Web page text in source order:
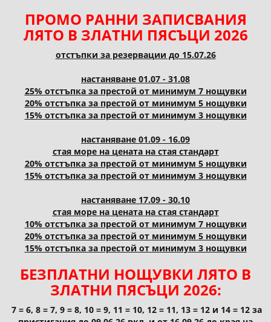
ПРОМО РАННИ ЗАПИСВАНИЯ
ЛЯТО В ЗЛАТНИ ПЯСЪЦИ 2026
отстъпки за резервации до 15.07.26
настаняване 01.07 - 31.08
25% отстъпка за престой от минимум 7 нощувки
20% отстъпка за престой от минимум 5 нощувки
15% отстъпка за престой от минимум 3 нощувки
настаняване 01.09 - 16.09
стая море на цената на стая стандарт
20% отстъпка за престой от минимум 5 нощувки
15% отстъпка за престой от минимум 3 нощувки
настаняване 17.09 - 30.10
стая море на цената на стая стандарт
10% отстъпка за престой от минимум 7 нощувки
20% отстъпка за престой от минимум 5 нощувки
15% отстъпка за престой от минимум 3 нощувки
БЕЗПЛАТНИ НОЩУВКИ ЛЯТО В
ЗЛАТНИ ПЯСЪЦИ 2026:
7 = 6, 8 = 7, 9 = 8, 10 = 9, 11 = 10, 12 = 11, 13 = 12 и 14 = 12 за